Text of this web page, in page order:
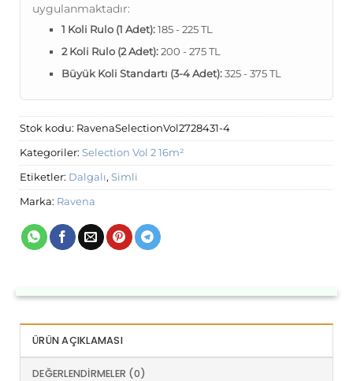
uygulanmaktadır:
1 Koli Rulo (1 Adet):185 - 225 TL
2 Koli Rulo (2 Adet):200 - 275 TL
Büyük Koli Standartı (3-4 Adet):325 - 375 TL
Stok kodu: RavenaSelectionVol2728431-4
Kategoriler: Selection Vol 2 16m²
Etiketler: Dalgalı, Simli
Marka: Ravena
ÜRÜN AÇIKLAMASI
DEĞERLENDIRMELER (0)